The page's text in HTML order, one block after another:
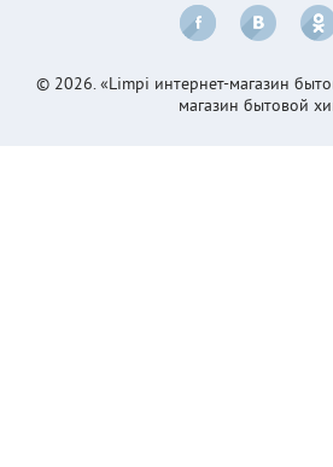
© 2026. «Limpi интернет-магазин
магазин бытовой